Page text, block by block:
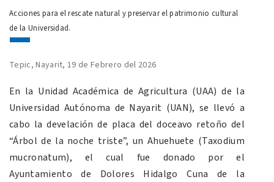
Acciones para el rescate natural y preservar el patrimonio cultural
de la Universidad.
Tepic, Nayarit, 19 de Febrero del 2026
En la Unidad Académica de Agricultura (UAA) de la
Universidad Autónoma de Nayarit (UAN), se llevó a
cabo la develación de placa del doceavo retoño del
“Árbol de la noche triste”, un Ahuehuete (Taxodium
mucronatum), el cual fue donado por el
Ayuntamiento de Dolores Hidalgo Cuna de la